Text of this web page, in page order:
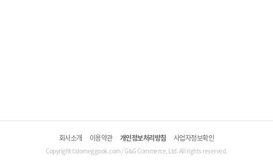
회사소개 이용약관 개인정보처리방침 사업자정보확인
Copyright©domeggook.com / G&G Commerce, Ltd. All rights reserved.